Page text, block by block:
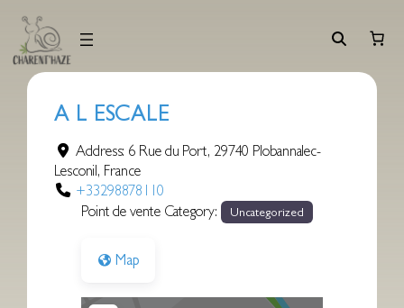
contenu
A L ESCALE
Address: 6 Rue du Port, 29740 Plobannalec-
Lesconil, France
+33298878110
Point de vente Category:
Uncategorized
Map